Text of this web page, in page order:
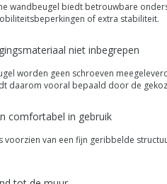
wandbeugel biedt betrouwbare
of extra stabiliteit.
niet inbegrepen
worden geen schroeven
daarom vooral bepaald door de
comfortabel in gebruik
voorzien van een fijn geribbelde